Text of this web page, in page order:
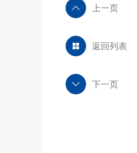
上一页
返回列表
下一页